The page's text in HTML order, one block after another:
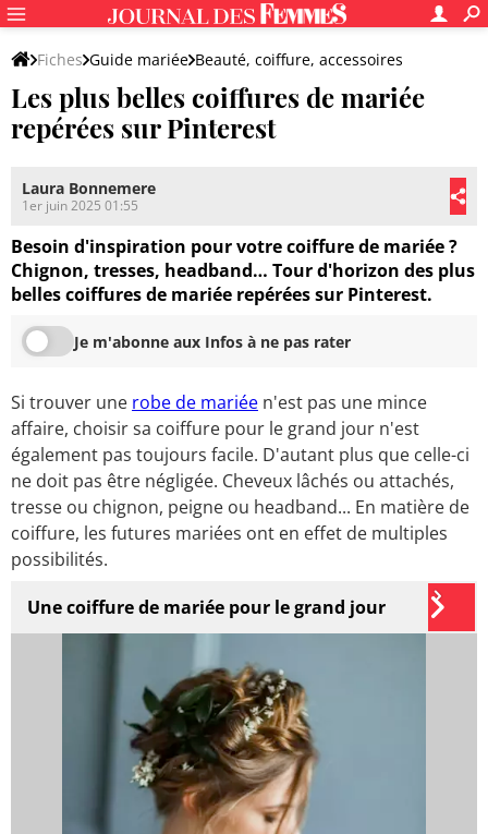
Fiches Guide mariée Beauté, coiffure, accessoires
Coiffure de mariage
Les plus belles coiffures de mariée
repérées sur Pinterest
Laura Bonnemere
1er juin 2025 01:55
Besoin d'inspiration pour votre coiffure de mariée ?
Chignon, tresses, headband… Tour d'horizon des plus
belles coiffures de mariée repérées sur Pinterest.
Je m'abonne aux Infos à ne pas rater
Si trouver une robe de mariée n'est pas une mince
affaire, choisir sa coiffure pour le grand jour n'est
également pas toujours facile. D'autant plus que celle-ci
ne doit pas être négligée. Cheveux lâchés ou attachés,
tresse ou chignon, peigne ou headband... En matière de
coiffure, les futures mariées ont en effet de multiples
possibilités.
Une coiffure de mariée pour le grand jour